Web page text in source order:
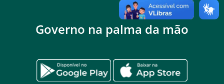
Governo na palma da mão